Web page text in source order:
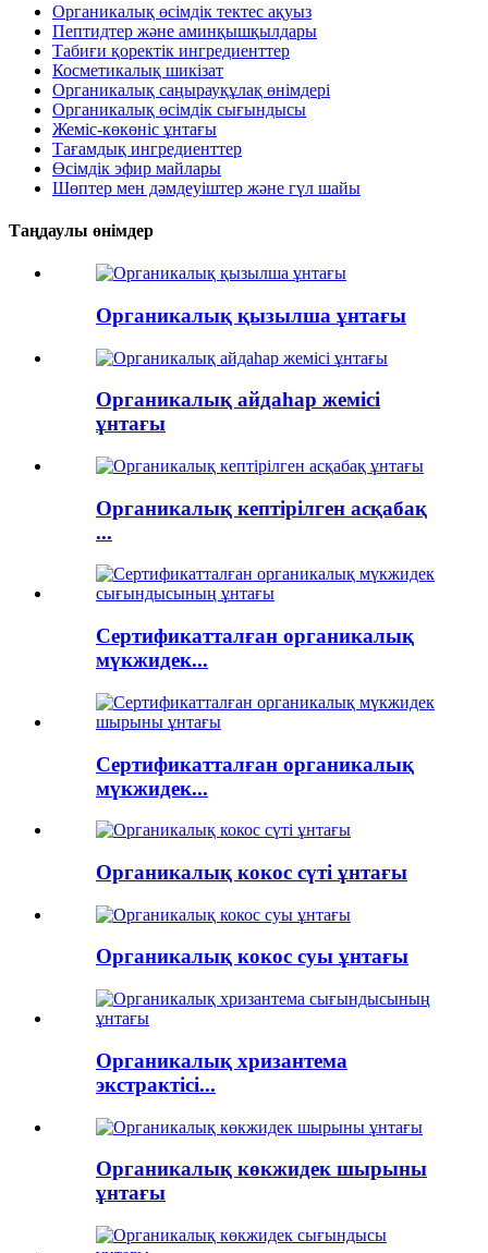
Органикалық өсімдік тектес ақуыз
Пептидтер және аминқышқылдары
Табиғи қоректік ингредиенттер
Косметикалық шикізат
Органикалық саңырауқұлақ өнімдері
Органикалық өсімдік сығындысы
Жеміс-көкөніс ұнтағы
Тағамдық ингредиенттер
Өсімдік эфир майлары
Шөптер мен дәмдеуіштер және гүл шайы
Таңдаулы өнімдер
Органикалық қызылша ұнтағы
Органикалық айдаһар жемісі
ұнтағы
Органикалық кептірілген асқабақ
...
Сертификатталған органикалық
мүкжидек...
Сертификатталған органикалық
мүкжидек...
Органикалық кокос сүті ұнтағы
Органикалық кокос суы ұнтағы
Органикалық хризантема
экстрактісі...
Органикалық көкжидек шырыны
ұнтағы